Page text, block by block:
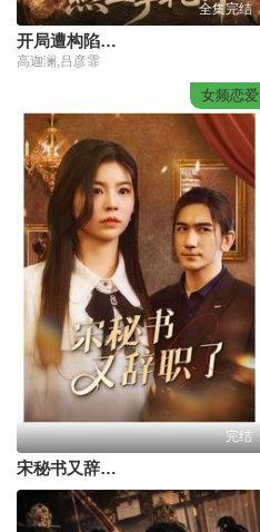
全集完结
开局遭构陷，燕王掌乾坤
高迦澜,吕彦霏
女频恋爱
完结
宋秘书又辞职了